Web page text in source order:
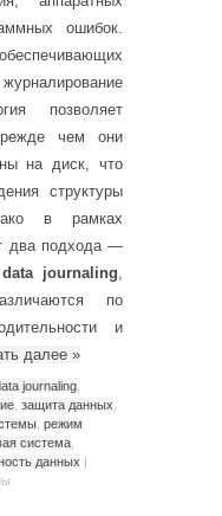
ошибок.
позволяет
чем они
на диск, что
структуры
в рамках
два подхода —
journaling,
по
и
далее »
journaling
защита данных
режим
система
данных |